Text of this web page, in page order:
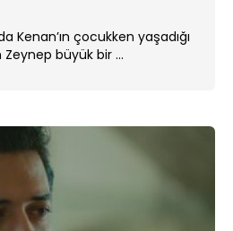
Kenan’ın çocukken yaşadığı
büyük bir ...